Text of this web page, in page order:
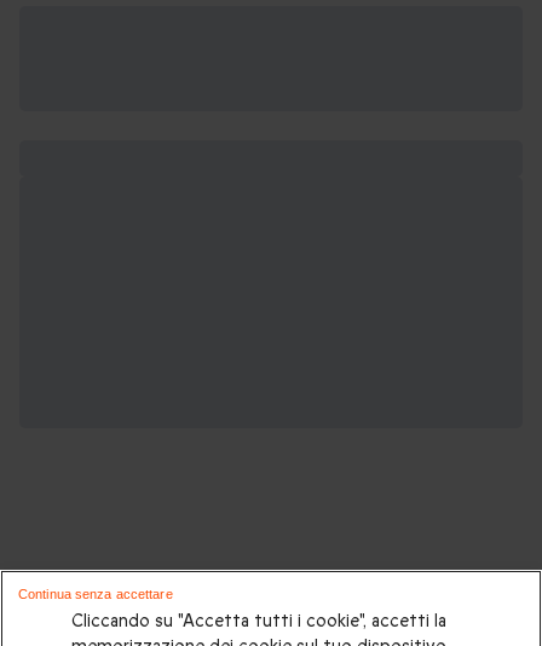
Potrebbero piacerti anche questi cofanetti
regalo:Cliccando su "Accetta tutti i cookie", accetti la
Continua senza accettare